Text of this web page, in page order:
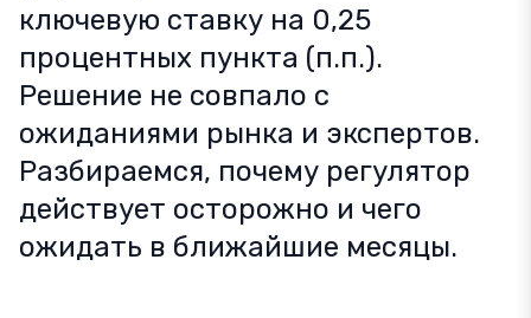
ключевую ставку на 0,25
процентных пункта (п.п.).
Решение не совпало с
ожиданиями рынка и экспертов.
Разбираемся, почему регулятор
действует осторожно и чего
ожидать в ближайшие месяцы.